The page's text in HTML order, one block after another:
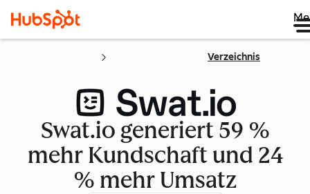
Verzeichnis
Swat.io generiert 59 %
mehr Kundschaft und 24
% mehr Umsatz